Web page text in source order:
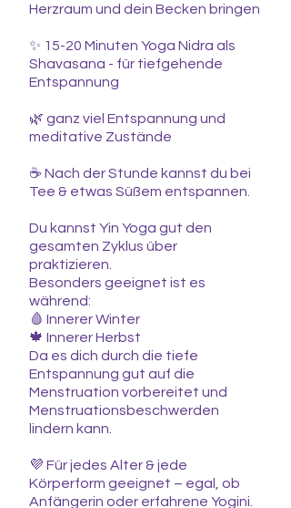
Herzraum und dein Becken bringen
✨ 15-20 Minuten Yoga Nidra als
Shavasana - für tiefgehende
Entspannung
🌿 ganz viel Entspannung und
meditative Zustände
☕ Nach der Stunde kannst du bei
Tee & etwas Süßem entspannen.
Du kannst Yin Yoga gut den
gesamten Zyklus über
praktizieren.
Besonders geeignet ist es
während:
🩸 Innerer Winter
🍁 Innerer Herbst
Da es dich durch die tiefe
Entspannung gut auf die
Menstruation vorbereitet und
Menstruationsbeschwerden
lindern kann.
💜 Für jedes Alter & jede
Körperform geeignet – egal, ob
Anfängerin oder erfahrene Yogini.